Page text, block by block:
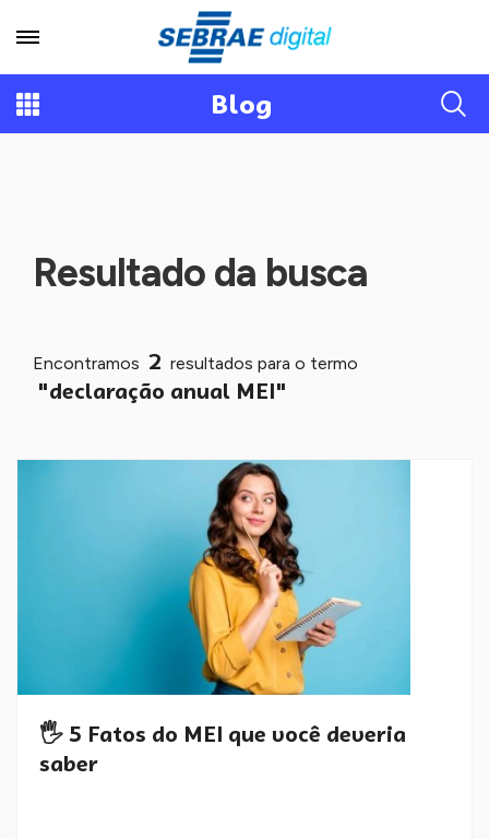
Blog
Resultado da busca
Encontramos 2 resultados para o termo
"declaração anual MEI"
🖐️ 5 Fatos do MEI que você deveria
saber